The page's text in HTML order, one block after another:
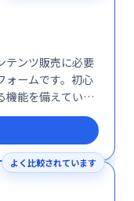
テンツ販売に必要
ォームです。初心
機能を備えていま
よく比較されています